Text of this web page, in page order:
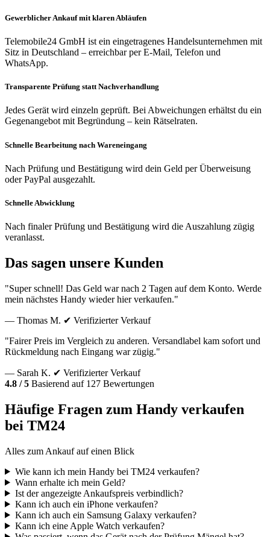
Gewerblicher Ankauf mit klaren Abläufen
Telemobile24 GmbH ist ein eingetragenes Handelsunternehmen mit
Sitz in Deutschland – erreichbar per E-Mail, Telefon und
WhatsApp.
Transparente Prüfung statt Nachverhandlung
Jedes Gerät wird einzeln geprüft. Bei Abweichungen erhältst du ein
Gegenangebot mit Begründung – kein Rätselraten.
Schnelle Bearbeitung nach Wareneingang
Nach Prüfung und Bestätigung wird dein Geld per Überweisung
oder PayPal ausgezahlt.
Schnelle Abwicklung
Nach finaler Prüfung und Bestätigung wird die Auszahlung zügig
veranlasst.
Das sagen unsere Kunden
"Super schnell! Das Geld war nach 2 Tagen auf dem Konto. Werde
mein nächstes Handy wieder hier verkaufen."
— Thomas M. ✔ Verifizierter Verkauf
"Fairer Preis im Vergleich zu anderen. Versandlabel kam sofort und
Rückmeldung nach Eingang war zügig."
— Sarah K. ✔ Verifizierter Verkauf
4.8 / 5 Basierend auf 127 Bewertungen
Häufige Fragen zum Handy verkaufen
bei TM24
Alles zum Ankauf auf einen Blick
Wie kann ich mein Handy bei TM24 verkaufen?
Wann erhalte ich mein Geld?
Ist der angezeigte Ankaufspreis verbindlich?
Kann ich auch ein iPhone verkaufen?
Kann ich auch ein Samsung Galaxy verkaufen?
Kann ich eine Apple Watch verkaufen?